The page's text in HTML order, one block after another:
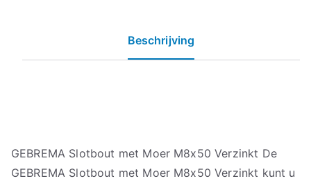
Beschrijving
GEBREMA Slotbout met Moer M8x50 Verzinkt De
GEBREMA Slotbout met Moer M8x50 Verzinkt kunt u